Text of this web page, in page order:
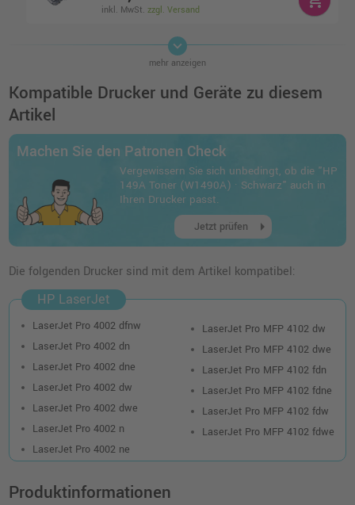
inkl. MwSt.zzgl. Versand
4 Ampertec Toner ersetzt HP W1490A 149A
Multipack schwarz
o. MwSt.
308,00 €
149X Multipack schwarz
o. MwSt. 538,65 €
640,99 €
inkl. MwSt. zzgl. Versand
HP 149X Toner (W1490X) · Schwarz
253,99 € shopping_cart
Kompatibler Toner ersetzt HP W1490X 149X
o. MwSt.
177,99 €
inkl. MwSt.
shopping_cart
schwarz
o. MwSt.72,26 €
keyboard_arrow_down
mehr anzeigen
Kompatible Drucker und Geräte zu diesem
Artikel
Machen Sie den Patronen Check
Vergewissern Sie sich unbedingt, ob die "HP
149A Toner (W1490A) · Schwarz" auch in
Ihren Drucker passt.
Jetzt prüfen arrow_right
Die folgenden Drucker sind mit dem Artikel kompatibel:
HP LaserJet
LaserJet Pro 4002 dfnw
LaserJet Pro 4002 dn
LaserJet Pro 4002 dne
LaserJet Pro 4002 dw
LaserJet Pro 4002 dwe
LaserJet Pro 4002 n
LaserJet Pro 4002 ne
LaserJet Pro MFP 4102 dw
LaserJet Pro MFP 4102 dwe
LaserJet Pro MFP 4102 fdn
LaserJet Pro MFP 4102 fdne
LaserJet Pro MFP 4102 fdw
LaserJet Pro MFP 4102 fdwe
Produktinformationen